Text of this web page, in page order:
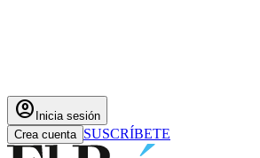
account_circle Inicia sesión
Crea cuenta SUSCRÍBETE